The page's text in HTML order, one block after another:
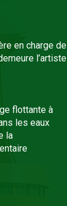
en charge de
l’artiste
flottante à
les eaux
la